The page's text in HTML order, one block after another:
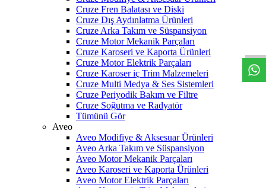
Cruze Fren Balatası ve Diski
Cruze Dış Aydınlatma Ürünleri
Cruze Arka Takım ve Süspansiyon
Cruze Motor Mekanik Parçaları
Cruze Karoseri ve Kaporta Ürünleri
Cruze Motor Elektrik Parçaları
Cruze Karoser iç Trim Malzemeleri
Cruze Multi Medya & Ses Sistemleri
Cruze Periyodik Bakım ve Filtre
Cruze Soğutma ve Radyatör
Tümünü Gör
Aveo
Aveo Modifiye & Aksesuar Ürünleri
Aveo Arka Takım ve Süspansiyon
Aveo Motor Mekanik Parçaları
Aveo Karoseri ve Kaporta Ürünleri
Aveo Motor Elektrik Parçaları